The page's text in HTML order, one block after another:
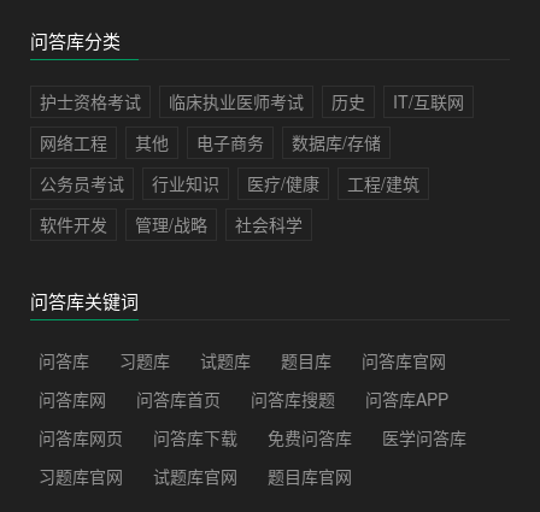
问答库分类
护士资格考试 临床执业医师考试 历史
IT/互联网
网络工程
其他 电子商务
数据库/存储
公务员考试
行业知识 医疗/健康
工程/建筑
软件开发
管理/战略 社会科学
问答库关键词
问答库 习题库 试题库 题目库
问答库官网
问答库网
问答库首页 问答库搜题
问答库APP
问答库网页
问答库下载 免费问答库
医学问答库
习题库官网
试题库官网 题目库官网